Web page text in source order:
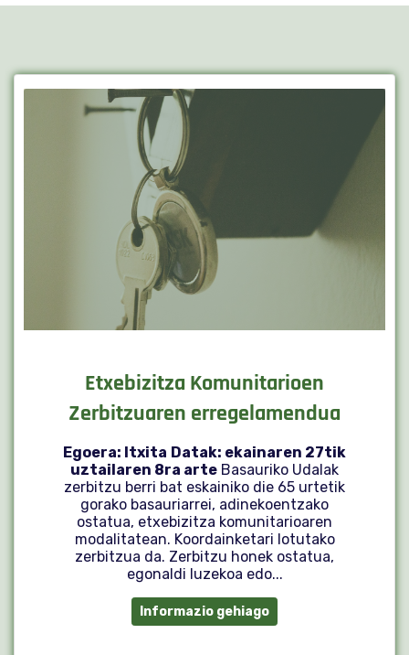
Etxebizitza Komunitarioen
Zerbitzuaren erregelamendua
Egoera: Itxita Datak: ekainaren 27tik
uztailaren 8ra arte Basauriko Udalak
zerbitzu berri bat eskainiko die 65 urtetik
gorako basauriarrei, adinekoentzako
ostatua, etxebizitza komunitarioaren
modalitatean. Koordainketari lotutako
zerbitzua da. Zerbitzu honek ostatua,
egonaldi luzekoa edo...
Informazio gehiago